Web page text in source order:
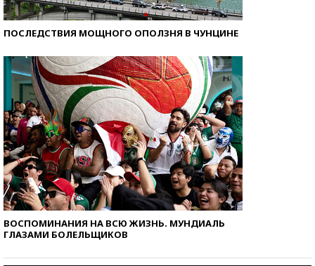
ПОСЛЕДСТВИЯ МОЩНОГО ОПОЛЗНЯ В ЧУНЦИНЕ
ВОСПОМИНАНИЯ НА ВСЮ ЖИЗНЬ. МУНДИАЛЬ
ГЛАЗАМИ БОЛЕЛЬЩИКОВ